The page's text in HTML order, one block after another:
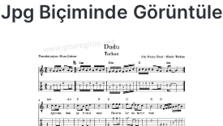
Jpg Biçiminde Görüntüle